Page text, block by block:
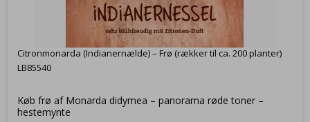
Citronmonarda (Indianernælde) – Frø (rækker til ca. 200 planter)
LB85540
Køb frø af Monarda didymea – panorama røde toner –
hestemynte